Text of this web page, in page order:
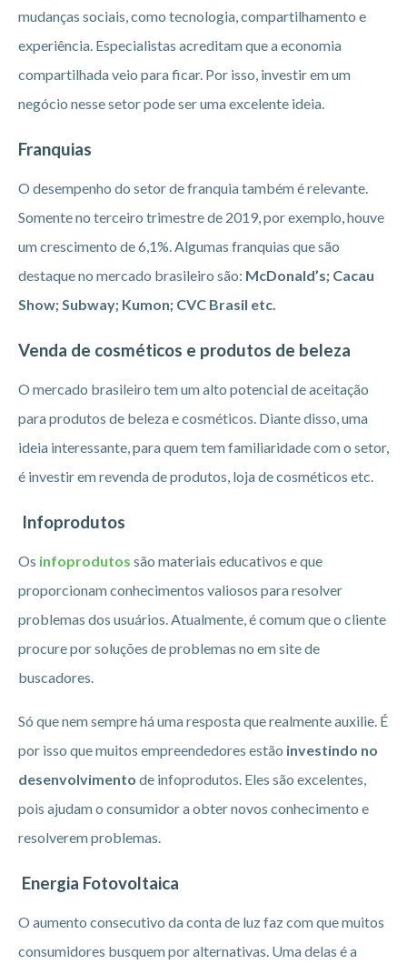
mudanças sociais, como tecnologia, compartilhamento e
experiência. Especialistas acreditam que a economia
compartilhada veio para ficar. Por isso, investir em um
negócio nesse setor pode ser uma excelente ideia.
Franquias
O desempenho do setor de franquia também é relevante.
Somente no terceiro trimestre de 2019, por exemplo, houve
um crescimento de 6,1%. Algumas franquias que são
destaque no mercado brasileiro são: McDonald’s; Cacau
Show; Subway; Kumon; CVC Brasil etc.
Venda de cosméticos e produtos de beleza
O mercado brasileiro tem um alto potencial de aceitação
para produtos de beleza e cosméticos. Diante disso, uma
ideia interessante, para quem tem familiaridade com o setor,
é investir em revenda de produtos, loja de cosméticos etc.
Infoprodutos
Os infoprodutos são materiais educativos e que
proporcionam conhecimentos valiosos para resolver
problemas dos usuários. Atualmente, é comum que o cliente
procure por soluções de problemas no em site de
buscadores.
Só que nem sempre há uma resposta que realmente auxilie. É
por isso que muitos empreendedores estão investindo no
desenvolvimento de infoprodutos. Eles são excelentes,
pois ajudam o consumidor a obter novos conhecimento e
resolverem problemas.
Energia Fotovoltaica
O aumento consecutivo da conta de luz faz com que muitos
consumidores busquem por alternativas. Uma delas é a